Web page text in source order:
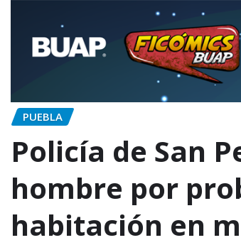
PUEBLA
Policía de San
hombre por
habitación en